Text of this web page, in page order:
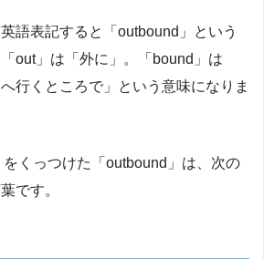
語表記すると「outbound」という
out」は「外に」。「bound」は
行くところで」という意味になりま
をくっつけた「outbound」は、次の
です。